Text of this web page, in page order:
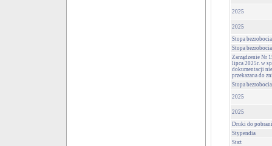
2025
2025
Stopa bezrobocia
Stopa bezrobocia
Zarządzenie Nr
lipca 2025r. w
dokumentacji
przekazana do
Stopa bezrobocia
2025
2025
Druki do
Stypendia
Staż